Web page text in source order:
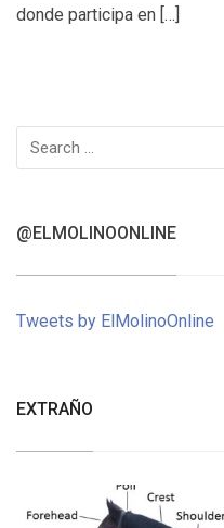
donde participa en […]
Search
for:
@ELMOLINOONLINE
Tweets by ElMolinoOnline
EXTRAÑO